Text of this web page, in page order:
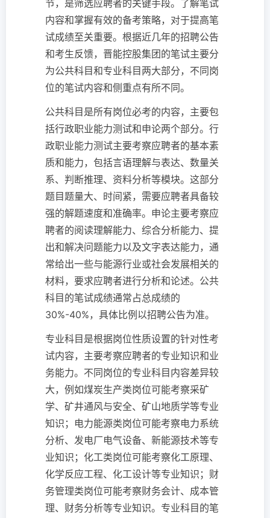
节，是筛选应聘者的关键手段。了解笔试
内容和掌握有效的备考策略，对于提高笔
试成绩至关重要。根据近几年的招聘公告
和考生反馈，晋能控股集团的笔试主要分
为公共科目和专业科目两大部分，不同岗
位的笔试内容和侧重点有所不同。
公共科目是所有岗位必考的内容，主要包
括行政职业能力测试和申论两个部分。行
政职业能力测试主要考察应聘者的基本素
质和能力，包括言语理解与表达、数量关
系、判断推理、资料分析等模块。这部分
题目题量大、时间紧，需要应聘者具备较
强的解题速度和准确率。申论主要考察应
聘者的阅读理解能力、综合分析能力、提
出和解决问题能力以及文字表达能力，通
常给出一些与能源行业或社会发展相关的
材料，要求应聘者进行分析和论述。公共
科目的笔试成绩通常占总成绩的
30%-40%，具体比例以招聘公告为准。
专业科目是根据岗位性质设置的针对性考
试内容，主要考察应聘者的专业知识和业
务能力。不同岗位的专业科目内容差异较
大，例如煤炭生产类岗位可能考察采矿
学、矿井通风与安全、矿山地质学等专业
知识；电力能源类岗位可能考察电力系统
分析、发电厂电气设备、新能源技术等专
业知识；化工类岗位可能考察化工原理、
化学反应工程、化工设计等专业知识；财
务管理类岗位可能考察财务会计、成本管
理、财务分析等专业知识。专业科目的笔